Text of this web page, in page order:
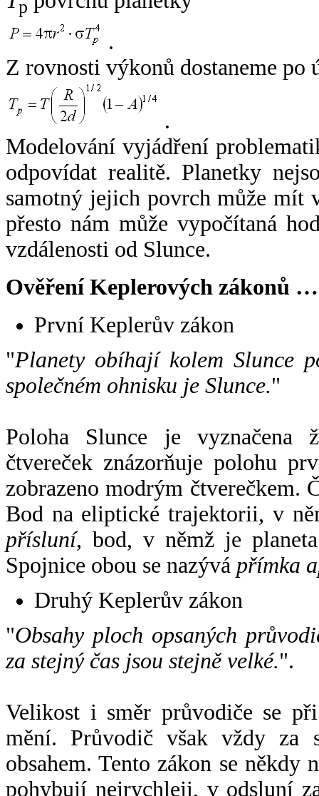
p
.
Z rovnosti výkonů dostaneme po
.
Modelování vyjádření
odpovídat realitě. Planetky
samotný jejich povrch může mít
přesto nám může vypočítaná
vzdálenosti od Slunce.
Ověření Keplerových zákonů …
První Keplerův zákon
"Planety obíhají kolem Slunce
společném ohnisku je Slunce."
Poloha Slunce je vyznačena
čtvereček znázorňuje polohu
zobrazeno modrým čtverečkem.
Bod na eliptické trajektorii, v
přísluní, bod, v němž je
Spojnice obou se nazývá přímka
Druhý Keplerův zákon
"Obsahy ploch opsaných
za stejný čas jsou stejně velké.".
Velikost i směr průvodiče se
mění. Průvodič však vždy za
obsahem. Tento zákon se někdy
pohybují nejrychleji, v odsluní